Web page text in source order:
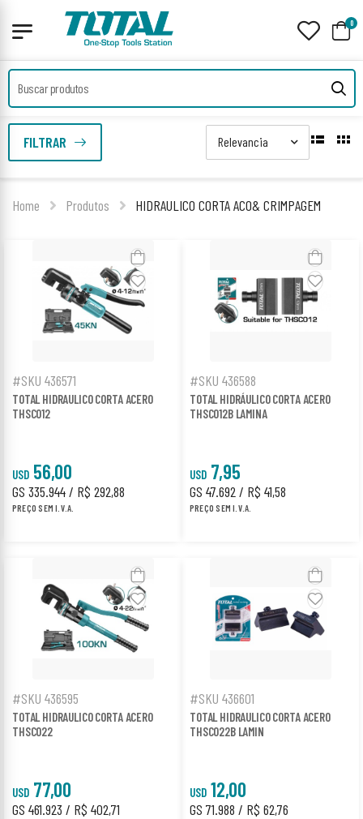
0
Home Produtos HIDRAULICO CORTA ACO& CRIMPAGEM
FILTRAR
#SKU 436571
TOTAL HIDRAULICO CORTA ACERO
THSC012
USD 56,00
GS 335.944 / R$ 292,88
PREÇO SEM I.V.A.
#SKU 436588
TOTAL HIDRÁULICO CORTA ACERO
THSC012B LAMINA
USD 7,95
GS 47.692 / R$ 41,58
PREÇO SEM I.V.A.
#SKU 436595
TOTAL HIDRAULICO CORTA ACERO
THSC022
USD 77,00
GS 461.923 / R$ 402,71
#SKU 436601
TOTAL HIDRAULICO CORTA ACERO
THSC022B LAMIN
USD 12,00
GS 71.988 / R$ 62,76